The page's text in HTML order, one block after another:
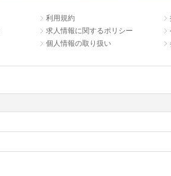
利用規約
求人情報に関するポリシー
個人情報の取り扱い